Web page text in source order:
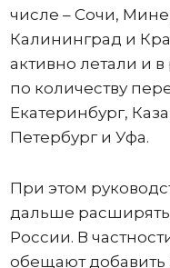
числе – Сочи,
Калининград и
активно летали и
по количеству
Екатеринбург,
Петербург и Уфа.
При этом
дальше
России. В
обещают